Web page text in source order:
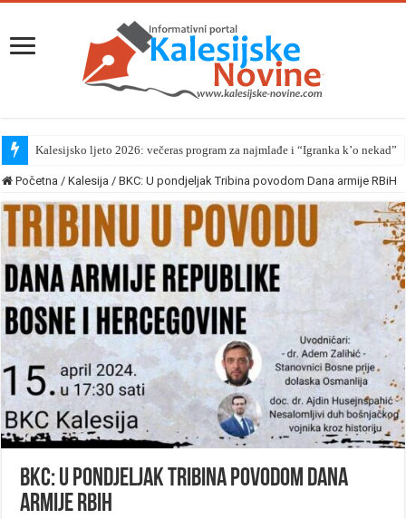
Kalesijsko ljeto 2026: večeras program za najmlađe i “Igranka k’o nekad”
Početna / Kalesija / BKC: U pondjeljak Tribina povodom Dana armije RBiH
BKC: U pondjeljak Tribina povodom Dana
armije RBiH